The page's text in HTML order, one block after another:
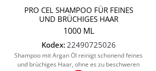
PRO CEL SHAMPOO FÜR FEINES
UND BRÜCHIGES HAAR
1000 ML
Kodex: 22490725026
Shampoo mit Argan Öl reinigt schonend feines
und brüchiges Haar, ohne es zu beschweren